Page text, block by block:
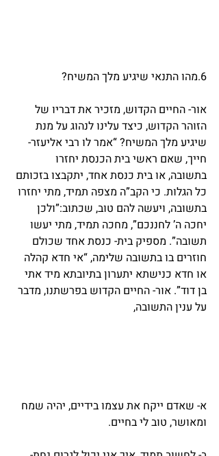
6.מהו התנאי שיגיע מלך המשיח?
אור- החיים הקדוש, מזכיר את דבריו של
הזוהר הקדוש, כיצד עלינו לנהוג על מנת
שיגיע מלך המשיח? “אמר לו רבי אליעזר-
חייך, שאם ראשי בית הכנסת יחזרו
בתשובה, או בית כנסת אחד, יתקבצו בזכותם
כל הגלות. כי הקב”ה מצפה תמיד, מתי יחזרו
בתשובה, ויעשה להם טוב, שכתוב:”ולכן
יחכה ה’ לחננכם”, מחכה תמיד, מתי יעשו
תשובה”. מספיק בית- כנסת אחד שכולם
חוזרים בו בתשובה שלימה, “אי חדא קהלה
או חדא כנישתא יתערון בתיובתא מיד אתי
בן דוד”. אור- החיים הקדוש בפרשתנו, מדבר
על ענין התשובה,
א- שאדם ייקח את עצמו בידיים, יהיה שמח
ומאושר, טוב לי בחיים.